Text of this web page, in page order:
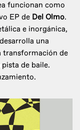
funcionan como
EP de Del Olmo.
e inorgánica,
una
transformación de
de baile.